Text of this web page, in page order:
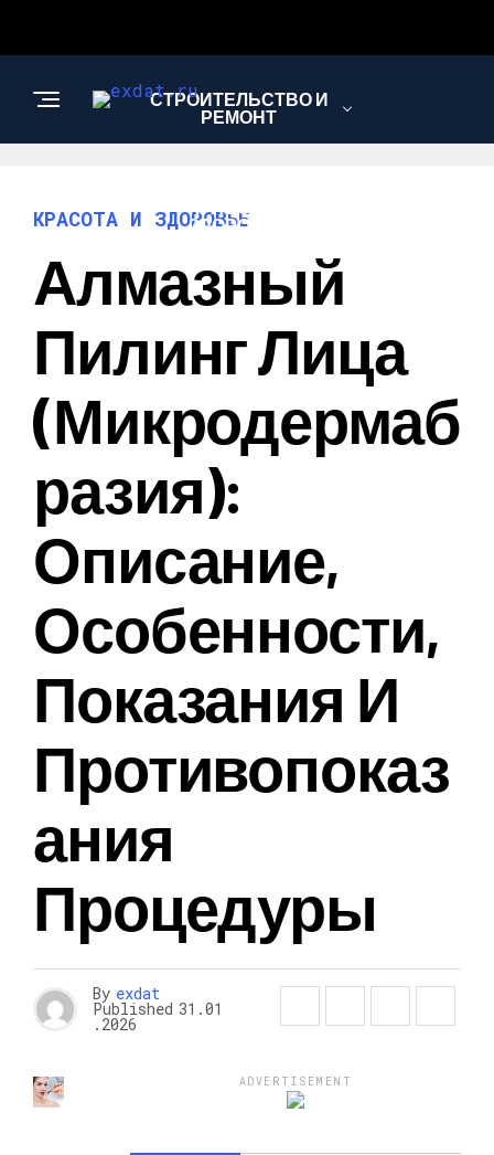
СТРОИТЕЛЬСТВО И
РЕМОНТ
КРАСОТА И
ЗДОРОВЬЕ
КРАСОТА И ЗДОРОВЬЕ
Алмазный
Пилинг Лица
(микродермаб
Разия):
Описание,
Особенности,
Показания И
Противопоказ
Ания
Процедуры
By exdat
Published 31.01
.2026
ADVERTISEMENT